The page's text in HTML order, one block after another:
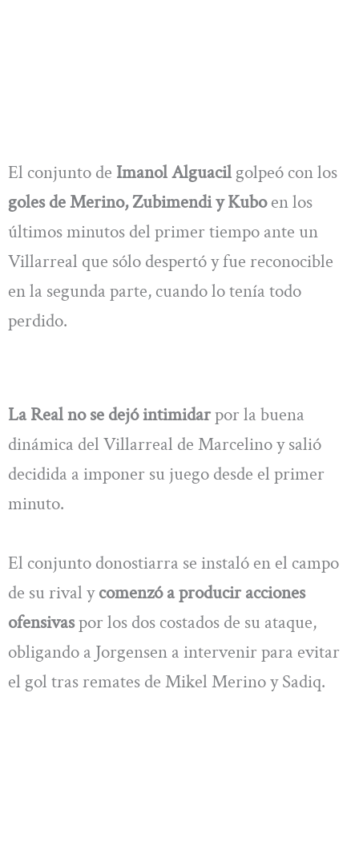
El conjunto de Imanol Alguacil golpeó con los
goles de Merino, Zubimendi y Kuboen los
últimos minutos del primer tiempo ante un
Villarreal que sólo despertó y fue reconocible
en la segunda parte, cuando lo tenía todo
perdido.
La Real no se dejó intimidarpor la buena
dinámica del Villarreal de Marcelino y salió
decidida a imponer su juego desde el primer
minuto.
El conjunto donostiarra se instaló en el campo
de su rival ycomenzó a producir acciones
ofensivaspor los dos costados de su ataque,
obligando a Jorgensen a intervenir para evitar
el gol tras remates de Mikel Merino y Sadiq.